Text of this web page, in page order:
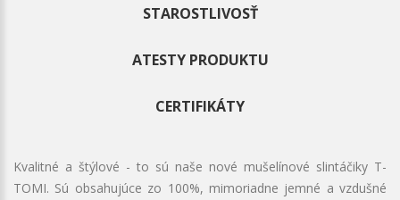
STAROSTLIVOSŤ
ATESTY PRODUKTU
CERTIFIKÁTY
Kvalitné a štýlové - to sú naše nové mušelínové slintáčiky T-
TOMI. Sú obsahujúce zo 100%, mimoriadne jemné a vzdušné